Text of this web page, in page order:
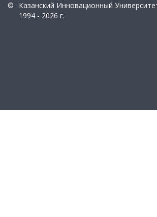
©
Казанский Инновационный
1994 - 2026 г.